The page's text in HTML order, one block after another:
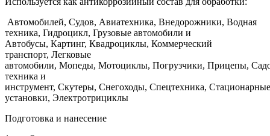
Автомобилей, Судов, Авиатехника, Внедорожники, Водная
техника, Гидроцикл, Грузовые автомобили и
Автобусы, Картинг, Квадроциклы, Коммерческий
транспорт, Легковые
автомобили, Мопеды, Мотоциклы, Погрузчики, Прицепы,
техника и
инструмент, Скутеры, Снегоходы, Спецтехника, Стационарные
установки, Электротрициклы
Подготовка и нанесение